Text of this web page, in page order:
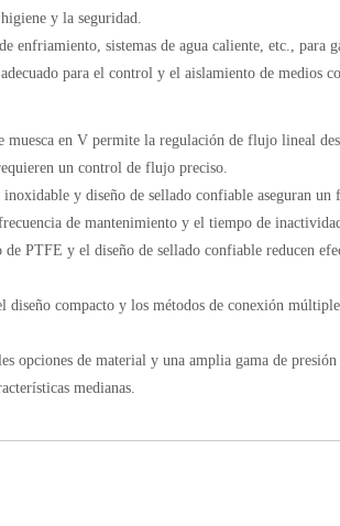
y la seguridad.
enfriamiento, sistemas de agua caliente, etc.,
adecuado para el control y el aislamiento de medios
muesca en V permite la regulación de flujo lineal
un control de flujo preciso.
y diseño de sellado confiable aseguran
de mantenimiento y el tiempo de
PTFE y el diseño de sellado confiable reducen
diseño compacto y los métodos de conexión
opciones de material y una amplia gama de
medianas.